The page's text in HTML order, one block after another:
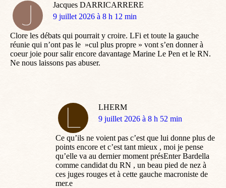
Jacques DARRICARRERE
dit
9 juillet 2026 à 8 h 12 min
Clore les débats qui pourrait y croire. LFi et toute la gauche
réunie qui n’ont pas le »cul plus propre » vont s’en donner à
coeur joie pour salir encore davantage Marine Le Pen et le RN.
Ne nous laissons pas abuser.
LHERM
dit
9 juillet 2026 à 8 h 52 min
Ce qu’ils ne voient pas c’est que lui donne plus de
points encore et c’est tant mieux , moi je pense
qu’elle va au dernier moment présEnter Bardella
comme candidat du RN , un beau pied de nez à
ces juges rouges et à cette gauche macroniste de
mer.e